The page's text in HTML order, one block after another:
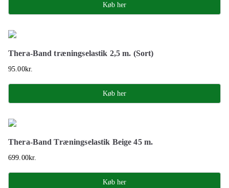
Køb her
Thera-Band træningselastik 2,5 m. (Sort)
95.00kr.
Køb her
Thera-Band Træningselastik Beige 45 m.
699.00kr.
Køb her